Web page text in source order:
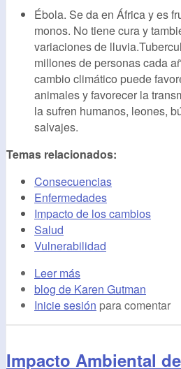
Ébola. Se da en África y es
monos. No tiene cura y
variaciones de
millones de personas cada
cambio climático puede
animales y favorecer la
la sufren humanos, leones,
salvajes.
Temas relacionados:
Consecuencias
Enfermedades
Impacto de los cambios
Salud
Vulnerabilidad
Leer más
blog de Karen Gutman
Inicie sesión para comentar
Impacto Ambiental